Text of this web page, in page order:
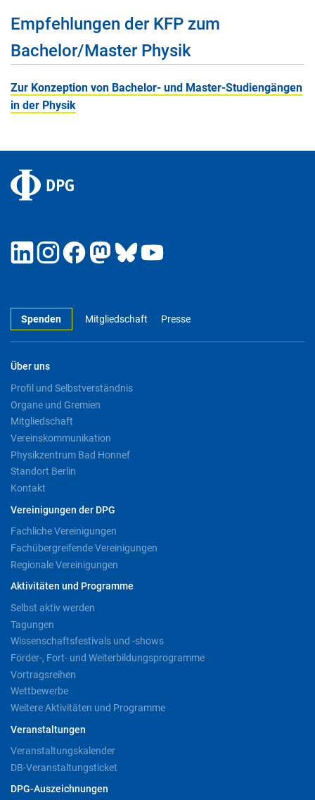
Empfehlungen der KFP zum
Bachelor/Master Physik
Zur Konzeption von Bachelor- und Master-Studiengängen
in der Physik
Spenden Mitgliedschaft Presse
Über uns
Profil und Selbstverständnis
Organe und Gremien
Mitgliedschaft
Vereinskommunikation
Physikzentrum Bad Honnef
Standort Berlin
Kontakt
Vereinigungen der DPG
Fachliche Vereinigungen
Fachübergreifende Vereinigungen
Regionale Vereinigungen
Aktivitäten und Programme
Selbst aktiv werden
Tagungen
Wissenschaftsfestivals und -shows
Förder-, Fort- und Weiterbildungsprogramme
Vortragsreihen
Wettbewerbe
Weitere Aktivitäten und Programme
Veranstaltungen
Veranstaltungskalender
DB-Veranstaltungsticket
DPG-Auszeichnungen